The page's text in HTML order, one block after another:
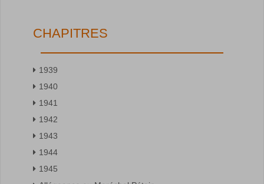
CHAPITRES
1939
1940
1941
1942
1943
1944
1945